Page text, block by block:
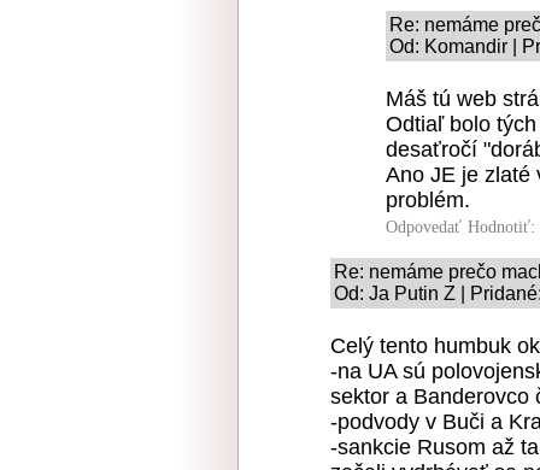
Re: nemáme
Od: Komandir |
Máš tú web
Odtiaľ bolo
desaťročí
Ano JE je zlaté
problém.
Odpovedať Hodnotiť:
Re: nemáme prečo
Od: Ja Putin Z |
Celý tento humbuk
-na UA sú
sektor a Banderovco
-podvody v Buči a
-sankcie Rusom až